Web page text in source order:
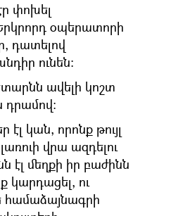
փոխել
օպերատորի
դատելով
ունեն։
ավելի կոշտ
դրամով։
կան, որոնք թույլ
վրա ազդելու
էլ մեղքի իր բաժինն
ու
համաձայնագրի